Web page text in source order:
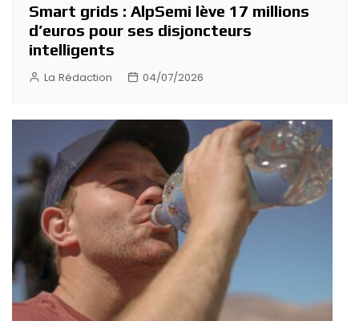
Smart grids : AlpSemi lève 17 millions
d’euros pour ses disjoncteurs
intelligents
La Rédaction 04/07/2026